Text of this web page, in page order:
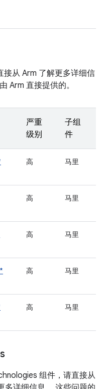
接从 Arm 了解更多详细信
Arm 直接提供的。
严重
级别
子组
件
高 马里
高 马里
高 马里
* 高 马里
高 马里
组件，请直接从